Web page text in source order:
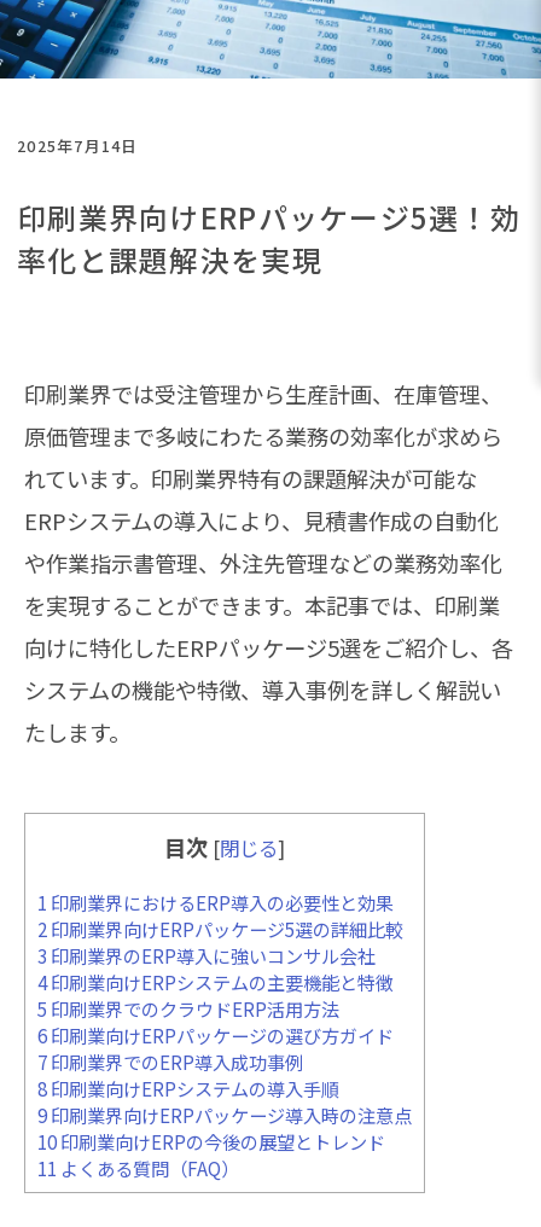
2025年7月14日
印刷業界向けERPパッケージ5選！効
率化と課題解決を実現
印刷業界では受注管理から生産計画、在庫管理、
原価管理まで多岐にわたる業務の効率化が求めら
れています。印刷業界特有の課題解決が可能な
ERPシステムの導入により、見積書作成の自動化
や作業指示書管理、外注先管理などの業務効率化
を実現することができます。本記事では、印刷業
向けに特化したERPパッケージ5選をご紹介し、各
システムの機能や特徴、導入事例を詳しく解説い
たします。
目次 [閉じる]
1 印刷業界におけるERP導入の必要性と効果
2印刷業界向けERPパッケージ5選の詳細比較
3 印刷業界のERP導入に強いコンサル会社
4印刷業向けERPシステムの主要機能と特徴
5 印刷業界でのクラウドERP活用方法
6印刷業向けERPパッケージの選び方ガイド
7印刷業界でのERP導入成功事例
8印刷業向けERPシステムの導入手順
9印刷業界向けERPパッケージ導入時の注意点
10印刷業向けERPの今後の展望とトレンド
11 よくある質問（FAQ）